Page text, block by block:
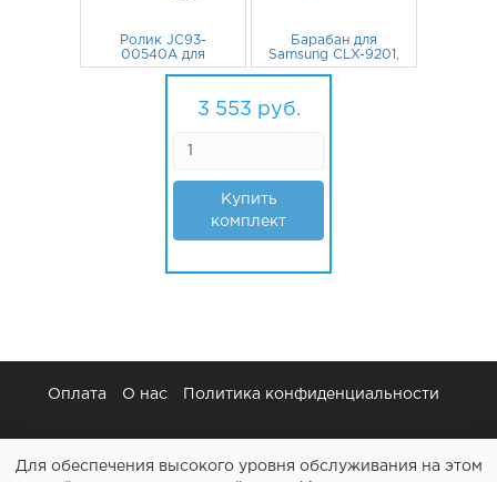
Ролик JC93-
00540A для
Samsung SCX-8128,
9251, SCX-8240NA,
CLX-9201, SCX-
Барабан для
Samsung CLX-9201,
CLX-9251, CLX-
3 553 руб.
Купить
комплект
Оплата О нас Политика конфиденциальности
Для обеспечения высокого уровня обслуживания на этом